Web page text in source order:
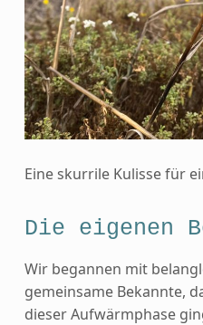
Eine skurrile Kulisse für
Die eigenen
Wir begannen mit
gemeinsame Bekannte,
dieser Aufwärmphase